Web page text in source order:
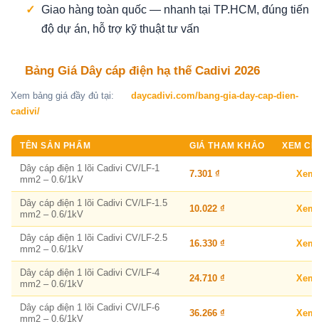
✓ Giao hàng toàn quốc — nhanh tại TP.HCM, đúng tiến
độ dự án, hỗ trợ kỹ thuật tư vấn
Bảng Giá Dây cáp điện hạ thế Cadivi 2026
Xem bảng giá đầy đủ tại:
daycadivi.com/bang-gia-day-cap-dien-
cadivi/
TÊN SẢN PHẨM GIÁ THAM KHẢO XEM
Dây cáp điện 1 lõi Cadivi CV/LF-1
mm2 – 0.6/1kV
7.301 ₫
Dây cáp điện 1 lõi Cadivi CV/LF-1.5
mm2 – 0.6/1kV
10.022 ₫
Dây cáp điện 1 lõi Cadivi CV/LF-2.5
mm2 – 0.6/1kV
16.330 ₫
Dây cáp điện 1 lõi Cadivi CV/LF-4
mm2 – 0.6/1kV
24.710 ₫
Dây cáp điện 1 lõi Cadivi CV/LF-6
mm2 – 0.6/1kV
36.266 ₫